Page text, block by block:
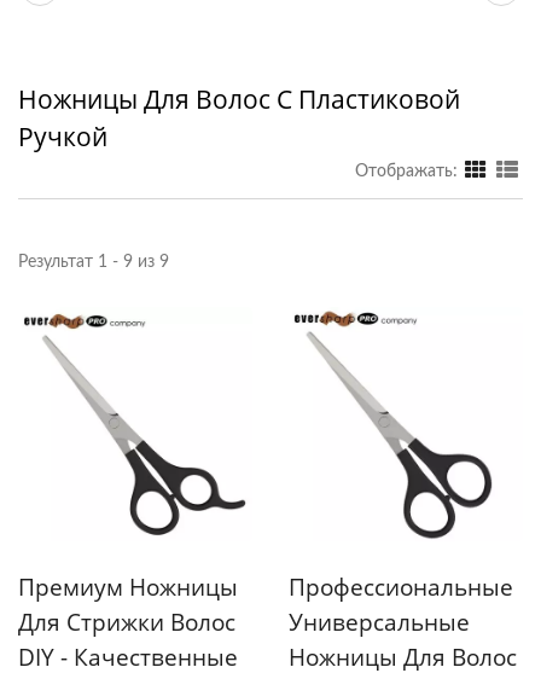
Ножницы Для Волос С Пластиковой
Ручкой
Отображать:
Результат 1 - 9 из 9
Премиум Ножницы
Для Стрижки Волос
DIY - Качественные
Профессиональные
Универсальные
Ножницы Для Волос